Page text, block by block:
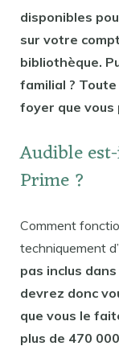
disponibles
sur votre
bibliothèque.
familial ?
foyer que
Audible
Prime ?
Comment
techniquement
pas inclus
devrez donc
que vous le
plus de 470